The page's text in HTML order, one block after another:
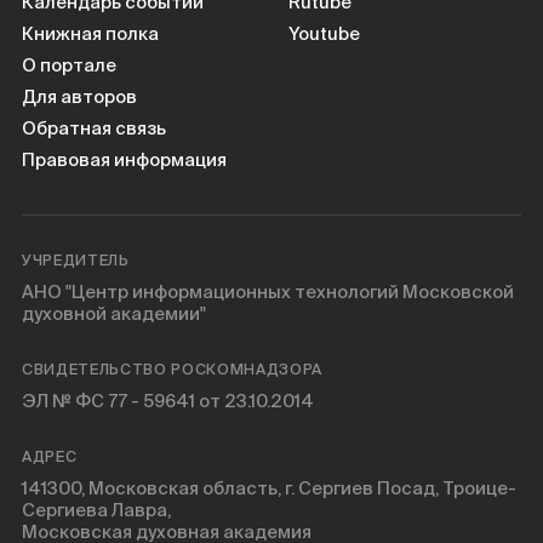
Книжная полка
О портале
Для авторов
Обратная связь
Правовая информация
Youtube
УЧРЕДИТЕЛЬ
АНО "Центр информационных технологий Московской
духовной академии"
СВИДЕТЕЛЬСТВО РОСКОМНАДЗОРА
ЭЛ № ФС 77 - 59641 от 23.10.2014
АДРЕС
141300, Московская область, г. Сергиев Посад, Троице-
Сергиева Лавра,
Московская духовная академия